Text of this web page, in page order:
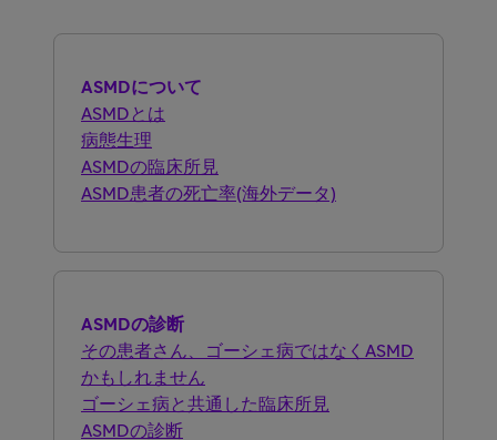
ASMDについて
ASMDとは
病態生理
ASMDの臨床所見
ASMD患者の死亡率(海外データ)
ASMDの診断
その患者さん、ゴーシェ病ではなくASMD
かもしれません
ゴーシェ病と共通した臨床所見
ASMDの診断